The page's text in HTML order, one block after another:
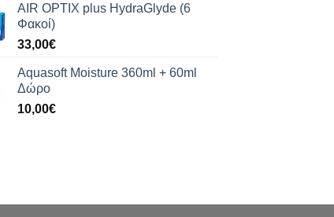
AIR OPTIX plus HydraGlyde (6
Φακοί)
33,00€
Aquasoft Moisture 360ml + 60ml
Δώρο
10,00€